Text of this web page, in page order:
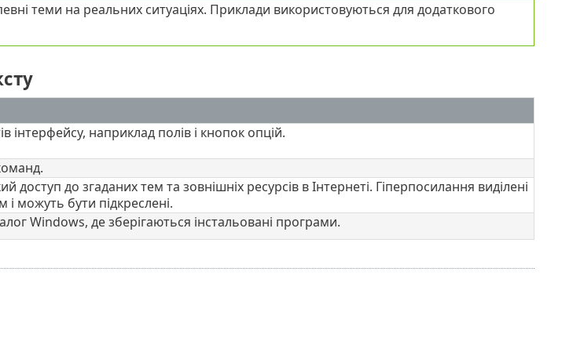
теми на реальних ситуаціях. Приклади використовуються для додаткового
інтерфейсу, наприклад полів і кнопок опцій.
доступ до згаданих тем та зовнішніх ресурсів в Інтернеті. Гіперпосилання виділені
і можуть бути підкреслені.
Windows, де зберігаються інстальовані програми.